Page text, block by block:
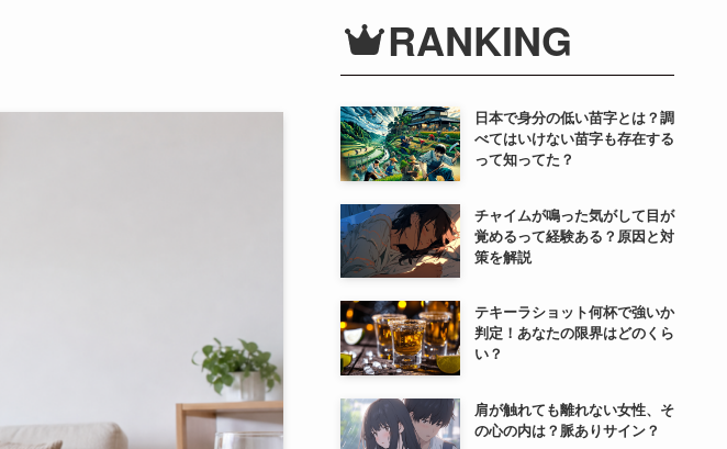
RANKING
日本で身分の低い苗字とは？調
べてはいけない苗字も存在する
って知ってた？
チャイムが鳴った気がして目が
覚めるって経験ある？原因と対
策を解説
テキーラショット何杯で強いか
判定！あなたの限界はどのくら
い？
肩が触れても離れない女性、そ
の心の内は？脈ありサイン？